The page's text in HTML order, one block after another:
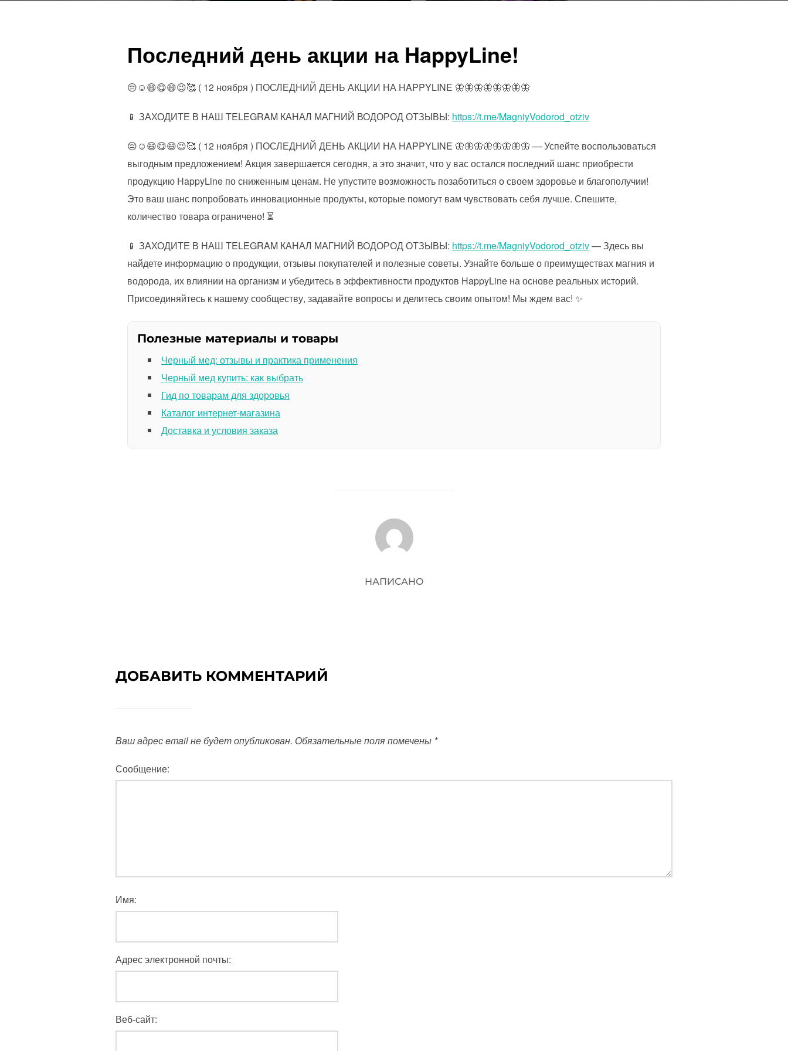
Последний день акции на HappyLine!
😔☺️😄😋😄😉🥰 ( 12 ноября ) ПОСЛЕДНИЙ ДЕНЬ АКЦИИ НА HAPPYLINE 🦋🦋🦋🦋🦋🦋🦋🦋
📱 ЗАХОДИТЕ В НАШ TELEGRAM КАНАЛ МАГНИЙ ВОДОРОД ОТЗЫВЫ: https://t.me/MagniyVodorod_otziv
😔☺️😄😋😄😉🥰 ( 12 ноября ) ПОСЛЕДНИЙ ДЕНЬ АКЦИИ НА HAPPYLINE 🦋🦋🦋🦋🦋🦋🦋🦋 — Успейте воспользоваться
выгодным предложением! Акция завершается сегодня, а это значит, что у вас остался последний шанс приобрести
продукцию HappyLine по сниженным ценам. Не упустите возможность позаботиться о своем здоровье и благополучии!
Это ваш шанс попробовать инновационные продукты, которые помогут вам чувствовать себя лучше. Спешите,
количество товара ограничено! ⏳
📱 ЗАХОДИТЕ В НАШ TELEGRAM КАНАЛ МАГНИЙ ВОДОРОД ОТЗЫВЫ: https://t.me/MagniyVodorod_otziv— Здесь вы
найдете информацию о продукции, отзывы покупателей и полезные советы. Узнайте больше о преимуществах магния и
водорода, их влиянии на организм и убедитесь в эффективности продуктов HappyLine на основе реальных историй.
Присоединяйтесь к нашему сообществу, задавайте вопросы и делитесь своим опытом! Мы ждем вас! ✨
Полезные материалы и товары
Черный мед: отзывы и практика применения
Черный мед купить: как выбрать
Гид по товарам для здоровья
Каталог интернет-магазина
Доставка и условия заказа
АВТОР ЗАПИСИ
НАПИСАНО
ДОБАВИТЬ КОММЕНТАРИЙ
Ваш адрес email не будет опубликован. Обязательные поля помечены *
Сообщение:
Имя:
Адрес электронной почты:
Веб-сайт: